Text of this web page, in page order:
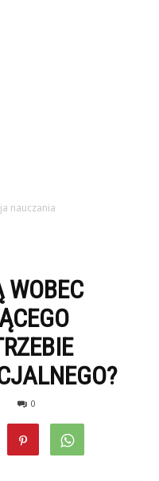
nauczania
WOBEC
0